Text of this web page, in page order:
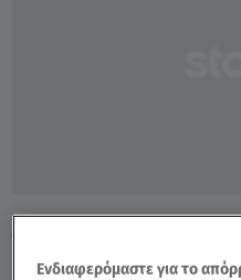
Μετάλλαξη Όμικρον:
Επικρατήσει; - Video
Ενδιαφερόμαστε για το